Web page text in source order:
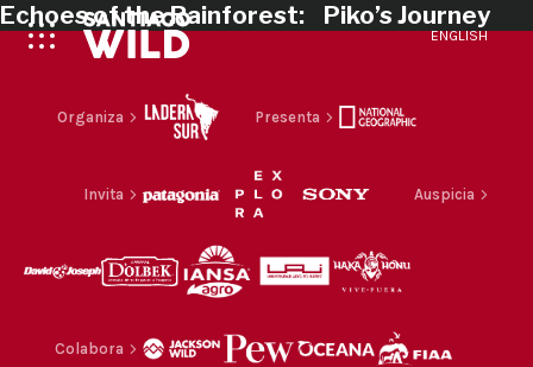
ENGLISH
Echoes of the Rainforest: Piko’s Journey
Organiza Presenta
Invita Auspicia
Colabora